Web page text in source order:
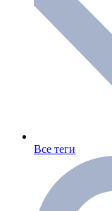
Все теги